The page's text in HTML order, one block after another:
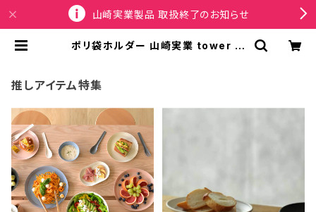
山崎実業製品 取扱終了のお知らせ
ポリ袋ホルダー 山崎実業 tower タ
推しアイテム特集